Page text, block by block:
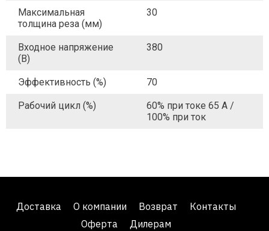
Максимальная
толщина реза (мм)
30
Входное напряжение
(В)
380
Эффективность (%) 70
Рабочий цикл (%)
60% при токе 65 А /
100% при ток
Доставка О компании Возврат
Контакты
Оферта
Дилерам